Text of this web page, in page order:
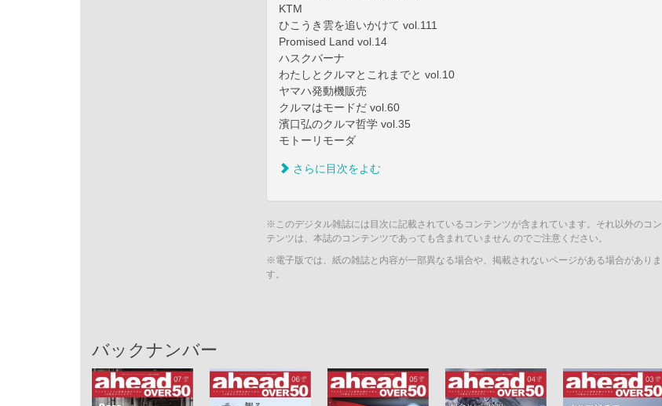
KTM
ひこうき雲を追いかけて vol.111
Promised Land vol.14
ハスクバーナ
わたしとクルマとこれまでと vol.10
ヤマハ発動機販売
クルマはモードだ vol.60
濱口弘のクルマ哲学 vol.35
モトーリモーダ
さらに目次をよむ
※このデジタル雑誌には目次に記載されているコンテンツが含まれています。それ以外のコン
テンツは、本誌のコンテンツであっても含まれていません のでご注意ください。
※電子版では、紙の雑誌と内容が一部異なる場合や、掲載されないページがある場合がありま
す。
バックナンバー